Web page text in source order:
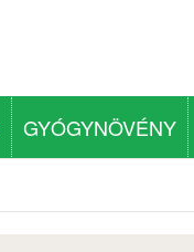
GYÓGYNÖVÉNY